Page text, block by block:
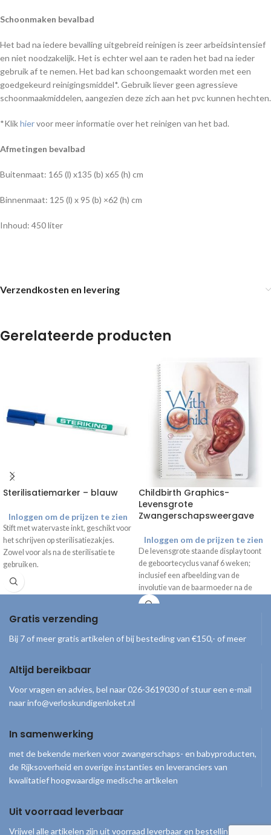
Schoonmaken bevalbad
Het bad na iedere bevalling uitgebreid reinigen is zeer arbeidsintensief
en niet noodzakelijk. Het is echter wel aan te raden het bad na ieder
gebruik af te nemen. Het bad kan schoongemaakt worden met een
goedgekeurd reinigingsmiddel*. Gebruik liever geen agressieve
schoonmaakmiddelen, aangezien deze zich aan het pvc kunnen hechten.
*Klikhiervoor meer informatie over het reinigen van het bad.
Afmetingen bevalbad
Buitenmaat: 165 (l) x135 (b) x65 (h) cm
Binnenmaat: 125 (l) x 95 (b) ×62 (h) cm
Inhoud: 450 liter
Verzendkosten en levering
Gerelateerde producten
Sterilisatiemarker – blauw
Inloggen om de prijzen te zien
Stift met watervaste inkt, geschikt voor
het schrijven op sterilisatiezakjes.
Zowel voor als na de sterilisatie te
gebruiken.
Childbirth Graphics-
Levensgrote
Zwangerschapsweergave
Inloggen om de prijzen te zien
De levensgrote staande display toont
de geboortecyclus vanaf 6 weken;
inclusief een afbeelding van de
involutie van de baarmoeder na de
bevalling. De afbeeldingen laten de
informatie en tips. *Alleen beschikbaar
Gratis verzending
Bij 7 of meer gratis artikelen of bij besteding van €150,- of meer
Altijd bereikbaar
Voor vragen en advies, bel naar 026-3619030 of stuur een e-mail
naar info@verloskundigenloket.nl
In samenwerking
met de bekende merken voor zwangerschaps- en babyproducten,
de Rijksoverheid en overige instanties en leveranciers van
kwalitatief hoogwaardige medische artikelen
Uit voorraad leverbaar
Vrijwel alle artikelen zijn uit voorraad leverbaar en bestellingen